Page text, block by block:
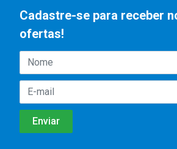
Cadastre-se para receber
ofertas!